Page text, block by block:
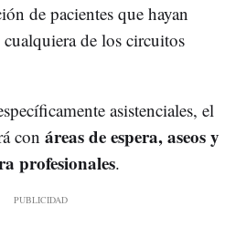
de pacientes que hayan
de los circuitos
asistenciales, el
con áreas de espera, aseos y
profesionales.